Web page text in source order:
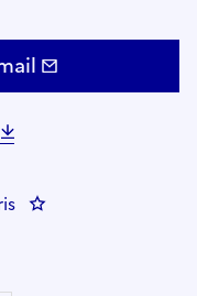
: CHEF DE PROJET